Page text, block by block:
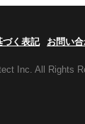
づく表記 お問い
Inc. All Rights